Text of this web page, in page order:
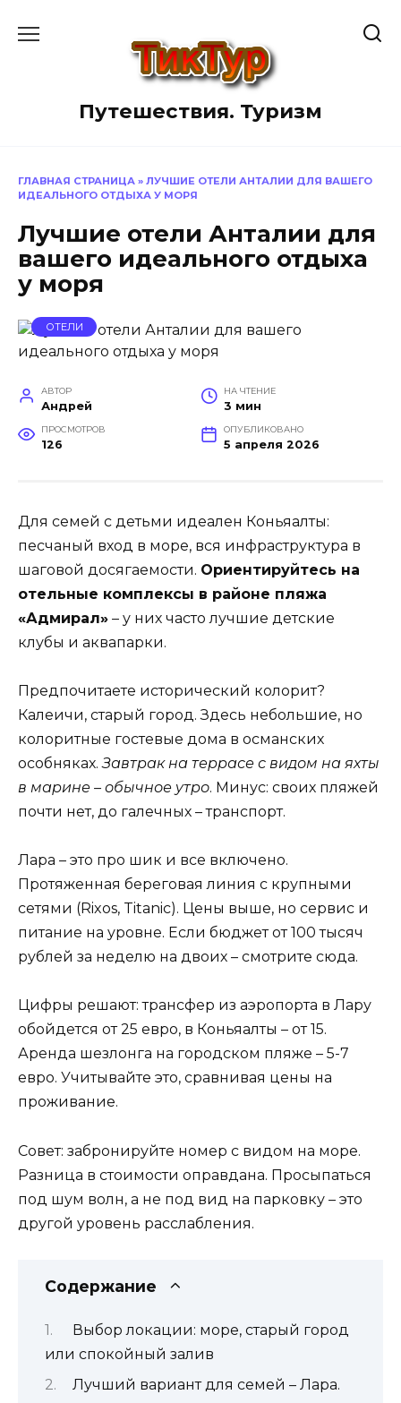
Путешествия. Туризм
ГЛАВНАЯ СТРАНИЦА » ЛУЧШИЕ ОТЕЛИ АНТАЛИИ ДЛЯ ВАШЕГО
ИДЕАЛЬНОГО ОТДЫХА У МОРЯ
Лучшие отели Анталии для
вашего идеального отдыха
у моря
ОТЕЛИ
АВТОР
Андрей
НА ЧТЕНИЕ
3 мин
ПРОСМОТРОВ
126
ОПУБЛИКОВАНО
5 апреля 2026
Для семей с детьми идеален Коньяалты:
песчаный вход в море, вся инфраструктура в
шаговой досягаемости. Ориентируйтесь на
отельные комплексы в районе пляжа
«Адмирал» – у них часто лучшие детские
клубы и аквапарки.
Предпочитаете исторический колорит?
Калеичи, старый город. Здесь небольшие, но
колоритные гостевые дома в османских
особняках.Завтрак на террасе с видом на яхты
в марине – обычное утро. Минус: своих пляжей
почти нет, до галечных – транспорт.
Лара – это про шик и все включено.
Протяженная береговая линия с крупными
сетями (Rixos, Titanic). Цены выше, но сервис и
питание на уровне. Если бюджет от 100 тысяч
рублей за неделю на двоих – смотрите сюда.
Цифры решают: трансфер из аэропорта в Лару
обойдется от 25 евро, в Коньяалты – от 15.
Аренда шезлонга на городском пляже – 5-7
евро. Учитывайте это, сравнивая цены на
проживание.
Совет: забронируйте номер с видом на море.
Разница в стоимости оправдана. Просыпаться
под шум волн, а не под вид на парковку – это
другой уровень расслабления.
Содержание
Выбор локации: море, старый город
или спокойный залив
Лучший вариант для семей – Лара.